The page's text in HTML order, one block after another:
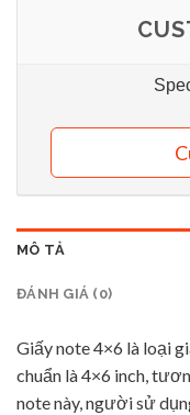
MÔ TẢ
ĐÁNH GIÁ (0)
Giấy note 4×6 là loại
chuẩn là 4×6 inch,
note này, người sử